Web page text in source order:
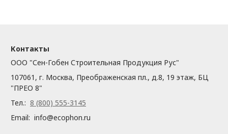
Контакты
ООО "Сен-Гобен Строительная Продукция Рус"
107061, г. Москва, Преображенская пл., д.8, 19 этаж, БЦ
"ПРЕО 8"
Тел.: 8 (800) 555-3145
Email: info@ecophon.ru